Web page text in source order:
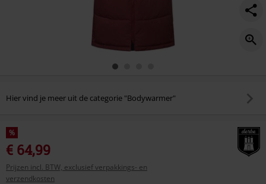
Hier vind je meer uit de categorie "Bodywarmer"
%
€ 64,99
Prijzen incl. BTW, exclusief verpakkings- en
verzendkosten